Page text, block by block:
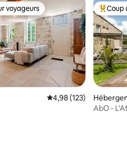
les plus appréciés
voyageurs
Évaluation moyenne
4,98 (123)
Coups
Coup
AbO -